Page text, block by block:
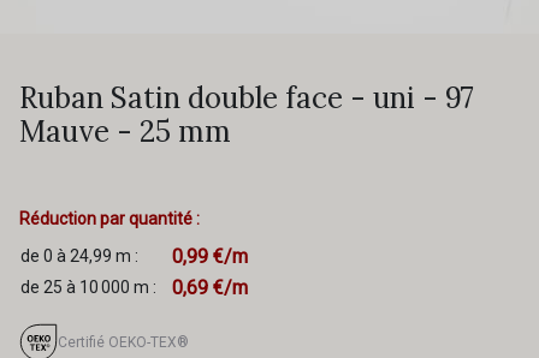
Ruban Satin double face - uni - 97
Mauve - 25 mm
Réduction par quantité :
de 0 à 24,99 m :
0,99 €/m
de 25 à 10 000 m : 0,69 €/m
Certifié OEKO-TEX®